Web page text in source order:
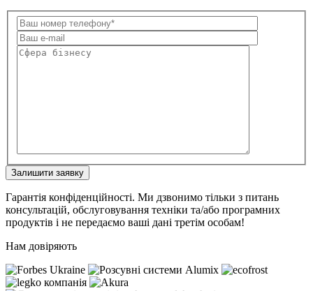
Залишити заявку
Гарантія конфіденційності. Ми дзвонимо тільки з питань
консультацій, обслуговування техніки та/або програмних
продуктів і не передаємо ваші дані третім особам!
Нам довіряють